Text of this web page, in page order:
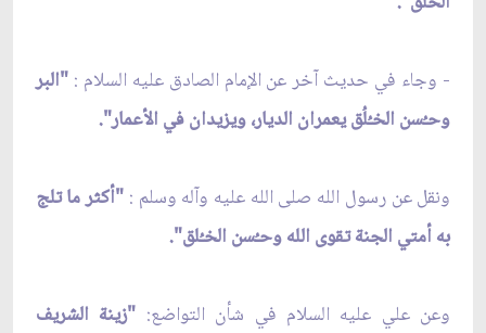
- وجاء في حديث آخر عن الإمام الصادق عليه السلام : "البر
وحـُسن الخـُلُق يعمران الديار، ويزيدان في الأعمار".
ونقل عن رسول الله صلى الله عليه وآله وسلم : "أكثر ما تلج
به أمتي الجنة تقوى الله وحـُسن الخـُلق".
وعن علي عليه السلام في شأن التواضع: "زينة الشريف